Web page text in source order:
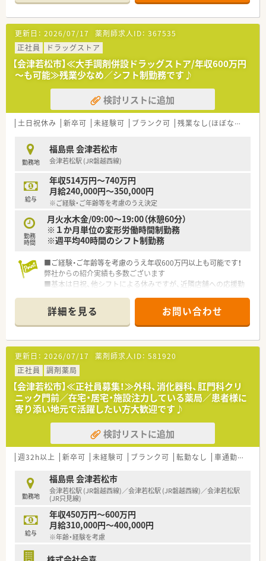
舗のため、車をお持ちの方は通勤環境・住環境共に◎のエリアで
す。
■子育て世代、ブランク有りの方でも充実の教育環境が安心のド
ラッグストアです♪
■食品・日用品にも特化している企業で社割でお仕事帰りにお得
に買い物が出来ることも大きな魅力の一つです。
≪企業について≫
石川県に本社を置き、全国に450店舗以上展開の安定企業です。
優良企業としてテレビで紹介されたことも。
同規模のドラッグストアと比較しても1店舗あたりの売上高が高
く、また利益率も高いのが特徴です。
使用することができ、全品5％オフでお買い物いただけます。
更新日： 2026/07/17 薬剤師求人ID： 367535
正社員
ドラッグストア
【会津若松市】≪大手調剤併設ドラッグストア/年収600万円
～も可能≫残業少なめ／シフト制勤務です♪
検討リストに追加
土日祝休み 新卒可 未経験可 ブランク可 残業なし(ほぼなし含む)
勤務地
福島県 会津若松市
会津若松駅 (JR磐越西線)
給与
年収514万円～740万円
月給240,000円～350,000円
※ご経験・ご年齢等を考慮のうえ決定
勤務
時間
月火水木金/09:00～19:00（休憩60分）
※１か月単位の変形労働時間制勤務
※週平均40時間のシフト制勤務
■ご経験・ご年齢等を考慮のうえ年収600万円以上も可能です！
弊社からの紹介実績も多数ございます
■基本は日祝、他シフトによる休みですが、近隣店舗への応援勤
詳細を見る お問い合わせ
更新日： 2026/07/17 薬剤師求人ID： 581920
正社員
調剤薬局
【会津若松市】≪正社員募集！≫外科、消化器科、肛門科クリ
ニック門前／在宅・居宅・施設注力している薬局／患者様に
寄り添い地元で活躍したい方大歓迎です♪
検討リストに追加
週32h以上 新卒可 未経験可 ブランク可 転勤なし 車通勤可
勤務地
福島県 会津若松市
会津若松駅 (JR磐越西線)／会津若松駅 (JR磐越西線)／会津若松駅
(JR只見線)
給与
年収450万円～600万円
月給310,000円～400,000円
※年齢・経験を考慮